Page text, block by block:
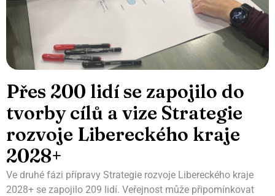
Přes 200 lidí se zapojilo do
tvorby cílů a vize Strategie
rozvoje Libereckého kraje
2028+
Ve druhé fázi přípravy Strategie rozvoje Libereckého kraje
2028+ se zapojilo 209 lidí. Veřejnost může připomínkovat